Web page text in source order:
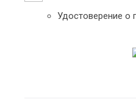
Удостоверение о